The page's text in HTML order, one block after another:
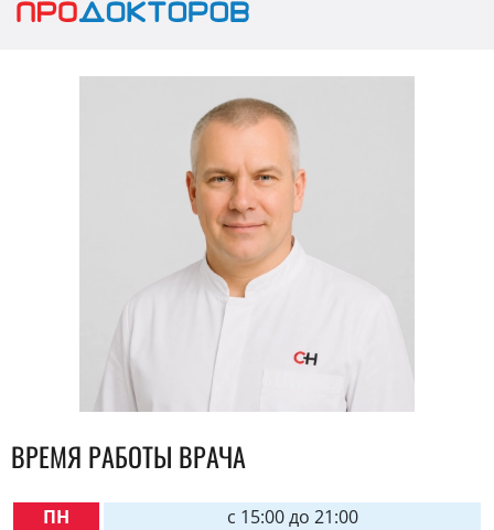
ВРЕМЯ РАБОТЫ ВРАЧА
ПН
c 15:00 до 21:00